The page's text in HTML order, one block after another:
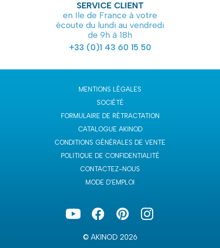
SERVICE CLIENT
en Ile de France à votre
écoute du lundi au vendredi
de 9h à 18h
+33 (0)1 43 60 15 50
MENTIONS LÉGALES
SOCIÉTÉ
FORMULAIRE DE RÉTRACTATION
CATALOGUE AKINOD
CONDITIONS GÉNÉRALES DE VENTE
POLITIQUE DE CONFIDENTIALITÉ
CONTACTEZ-NOUS
MODE D'EMPLOI
© AKINOD 2026